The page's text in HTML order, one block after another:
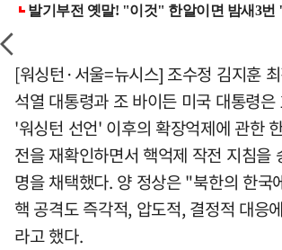
[워싱턴·서울=뉴시스] 조수정 김지훈
석열 대통령과 조 바이든 미국 대통령
'워싱턴 선언' 이후의 확장억제에 관한
전을 재확인하면서 핵억제 작전 지침을
명을 채택했다. 양 정상은 "북한의 한국
핵 공격도 즉각적, 압도적, 결정적 대응
라고 했다.